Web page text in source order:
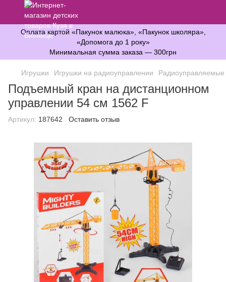
Оплата картой «Пакунок малюка», «Пакунок школяра»,
«Допомога до 1 року»
Минимальная сумма заказа — 300грн
Игрушки Игрушки на радиоуправлении
Подъемный кран на дистанционном
управлении 54 см 1562 F
Артикул: 187642 Оставить отзыв